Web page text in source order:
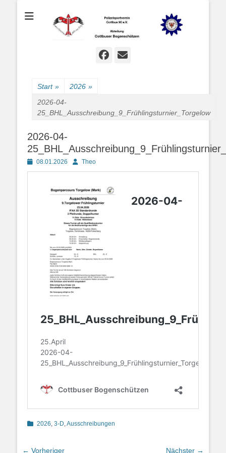
Cottbuser
Bogenschützen
Bogenschießen in Cottbus
Facebook
E-
Start » 2026 »
2026-04-
25_BHL_Ausschreibung_9_Frühlingsturnier_Torgelow
2026-04-
Posted
on
08.01.2026 AutorTheo
Kategorien
2026 3-D Ausschreibungen
← Vorheriger Nächster →